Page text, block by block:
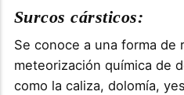
Surcos cársticos:
Se conoce a una forma de
meteorización química de
como la caliza, dolomía,